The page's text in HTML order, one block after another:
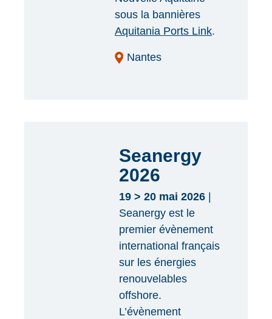
sous la bannières
Aquitania Ports Link.
Nantes
Seanergy
2026
19 > 20 mai 2026
Seanergy est le
premier évènement
international français
sur les énergies
renouvelables
offshore.
L’évènement